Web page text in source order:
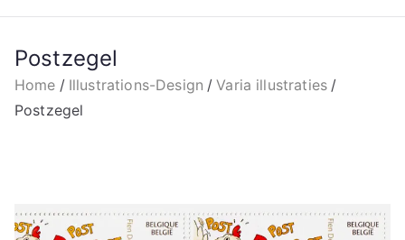
Postzegel
Home Illustrations-Design
Varia illustraties
Postzegel